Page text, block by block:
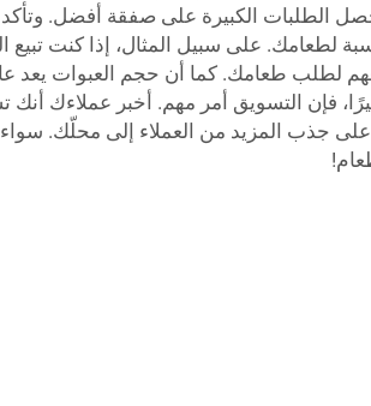
الطلبات الكبيرة على صفقة أفضل.
لطعامك. على سبيل المثال، إذا كنت
لطلب طعامك. كما أن حجم العبوات يعد
فإن التسويق أمر مهم. أخبر عملاءك
جذب المزيد من العملاء إلى محلّك.